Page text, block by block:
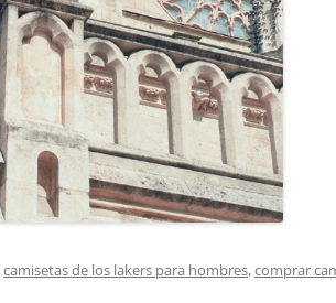
camisetas de los lakers para hombres,comprar